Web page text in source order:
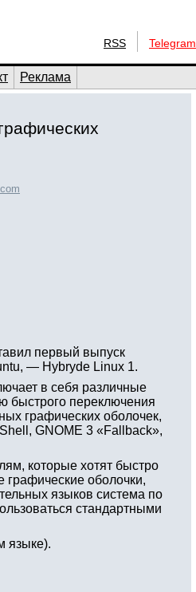
RSS Telegram
Реклама
первый выпуск
— Hybryde Linux 1.
в себя различные
быстрого переключения
графических оболочек,
GNOME 3 «Fallback»,
которые хотят быстро
оболочки,
языков система по
стандартными
языке).